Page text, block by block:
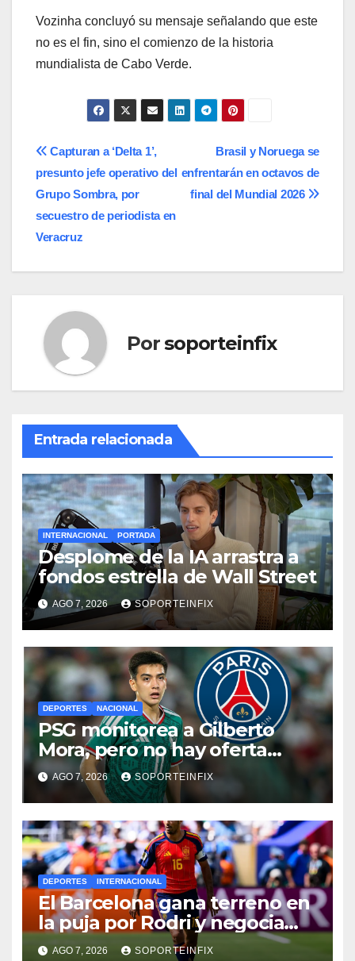
Vozinha concluyó su mensaje señalando que este
no es el fin, sino el comienzo de la historia
mundialista de Cabo Verde.
Navegación
de
entradas
Brasil y Noruega se
enfrentarán en octavos de
final del Mundial 2026
Capturan a ‘Delta 1’,
presunto jefe operativo del
Grupo Sombra, por
secuestro de periodista en
Veracruz
Porsoporteinfix
Entrada relacionada
INTERNACIONAL PORTADA
Desplome de la IA arrastra a
fondos estrella de Wall Street
AGO 7, 2026 SOPORTEINFIX
DEPORTES NACIONAL
PSG monitorea a Gilberto
Mora, pero no hay oferta
formal por el joven de Xolos
AGO 7, 2026 SOPORTEINFIX
DEPORTES INTERNACIONAL
El Barcelona gana terreno en
la puja por Rodri y negocia
directamente con el
AGO 7, 2026 SOPORTEINFIX